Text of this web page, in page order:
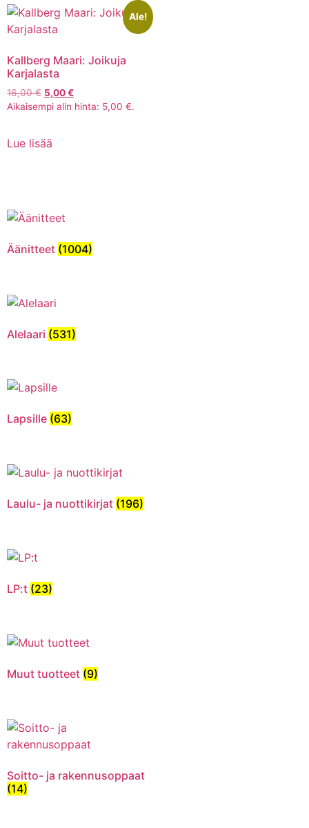
Ale!
Kallberg Maari: Joikuja
Karjalasta
16,00€ 5,00€
Aikaisempi alin hinta: 5,00 €.
Lue lisää
Äänitteet (1004)
Alelaari (531)
Lapsille (63)
Laulu- ja nuottikirjat (196)
LP:t (23)
Muut tuotteet (9)
Soitto- ja rakennusoppaat
(14)